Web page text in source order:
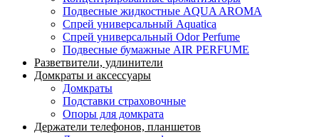
Подвесные жидкостные AQUA AROMA
Спрей универсальный Aquatica
Спрей универсальный Odor Perfume
Подвесные бумажные AIR PERFUME
Разветвители, удлинители
Домкраты и аксессуары
Домкраты
Подставки страховочные
Опоры для домкрата
Держатели телефонов, планшетов